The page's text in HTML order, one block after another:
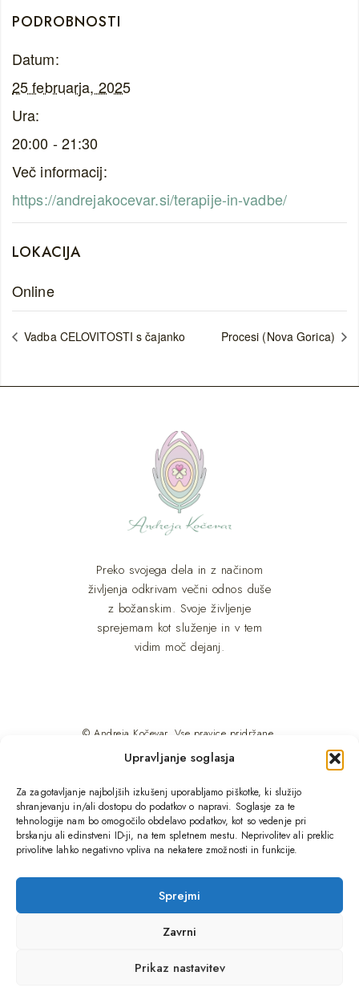
Upravljanje soglasja
Za zagotavljanje najboljših izkušenj uporabljamo piškotke, ki služijo
shranjevanju in/ali dostopu do podatkov o napravi. Soglasje za te
tehnologije nam bo omogočilo obdelavo podatkov, kot so vedenje pri
brskanju ali edinstveni ID-ji, na tem spletnem mestu. Neprivolitev ali preklic
privolitve lahko negativno vpliva na nekatere zmožnosti in funkcije.
Sprejmi
Zavrni
Prikaz nastavitev
PODROBNOSTI
Datum:
25 februarja, 2025
Ura:
20:00 - 21:30
Več informacij:
https://andrejakocevar.si/terapije-in-vadbe/
LOKACIJA
Online
Vadba CELOVITOSTI s čajanko Procesi (Nova Gorica)
Preko svojega dela in z načinom
življenja odkrivam večni odnos duše
z božanskim. Svoje življenje
sprejemam kot služenje in v tem
vidim moč dejanj.
© Andreja Kočevar. Vse pravice pridržane.
Domov
Procesi
Blog
Izkušnje